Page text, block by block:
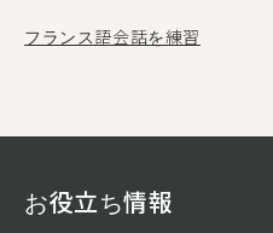
フランス語会話を練習
お役立ち情報